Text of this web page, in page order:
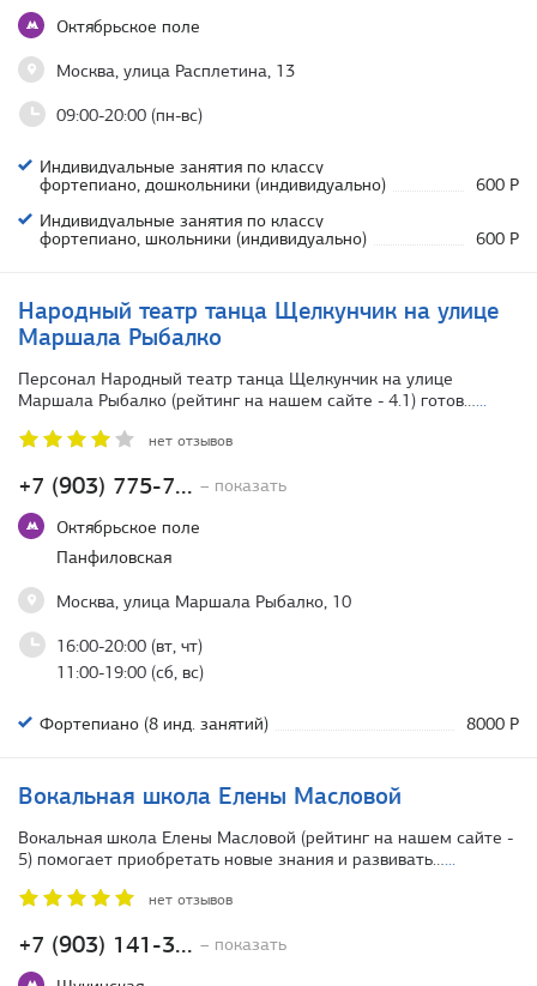
Октябрьское поле
Москва, улица Расплетина, 13
09:00-20:00 (пн-вс)
Индивидуальные занятия по классу
фортепиано, дошкольники (индивидуально)
600 Р
Индивидуальные занятия по классу
фортепиано, школьники (индивидуально)
600 Р
Народный театр танца Щелкунчик на улице
Маршала Рыбалко
+7 (903) 775-7... – показать
Октябрьское поле
Панфиловская
Москва, улица Маршала Рыбалко, 10
16:00-20:00 (вт, чт)
11:00-19:00 (сб, вс)
Персонал Народный театр танца Щелкунчик на улице
Маршала Рыбалко (рейтинг на нашем сайте - 4.1) готов…...
нет отзывов
Фортепиано (8 инд. занятий) 8000 Р
Вокальная школа Елены Масловой
+7 (903) 141-3... – показать
Вокальная школа Елены Масловой (рейтинг на нашем сайте -
5) помогает приобретать новые знания и развивать…...
нет отзывов